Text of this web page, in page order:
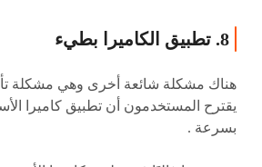
8. تطبيق الكاميرا بطيء
يقترح المستخدمون أن تطبيق كاميرا
بسرعة .